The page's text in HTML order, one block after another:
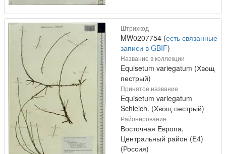
Штрихкод
MW0207754 (есть связанные
записи в GBIF)
Название в коллекции
Equisetum variegatum (Хвощ
пестрый)
Принятое название
Equisetum variegatum
Schleich. (Хвощ пестрый)
Районирование
Восточная Европа,
Центральный район (E4)
(Россия)